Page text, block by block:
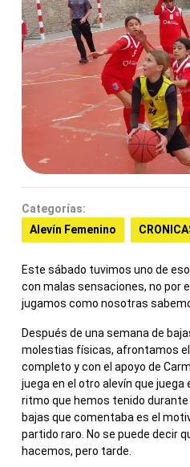
Categorías:
Alevín Femenino
Este sábado tuvimos uno de
con malas sensaciones, no por
jugamos como nosotras
Después de una semana de
molestias físicas, afrontamos el
completo y con el apoyo de
juega en el otro alevín que
ritmo que hemos tenido
bajas que comentaba es el
partido raro. No se puede decir
hacemos, pero tarde.